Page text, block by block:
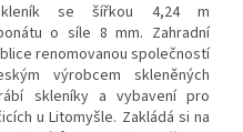
se šířkou 4,24 m
o síle 8 mm. Zahradní
renomovanou společností
výrobcem skleněných
skleníky a vybavení pro
u Litomyšle. Zakládá si na